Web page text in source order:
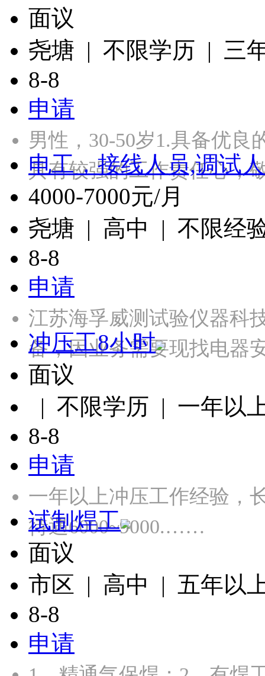
面议
尧塘 | 不限学历 | 三
8-8
申请
男性，30-50岁1.具备优良
具有较强的工作责任心
电工，接线人员,调试
4000-7000元/月
尧塘 | 高中 | 不限经
8-8
申请
江苏海孚威测试验仪器科
备，因业务需要现找电
冲压工8小时
面议
| 不限学历 | 一年以
8-8
申请
一年以上冲压工作经验，
待遇6000~9000.……
试制焊工
面议
市区 | 高中 | 五年以
8-8
申请